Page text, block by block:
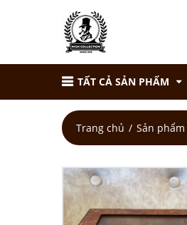
TẤT CẢ SẢN PHẨM
Trang chủ Sản